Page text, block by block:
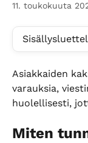
11. toukokuuta
Asiakkaiden
varauksia,
huolellisesti,
Miten